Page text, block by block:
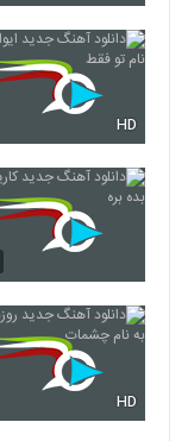
3677
3678
3680
HD
HD